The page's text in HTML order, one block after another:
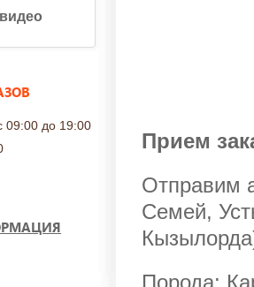
09:00 до 19:00
Прием
Отправим
Семей,
Порода: